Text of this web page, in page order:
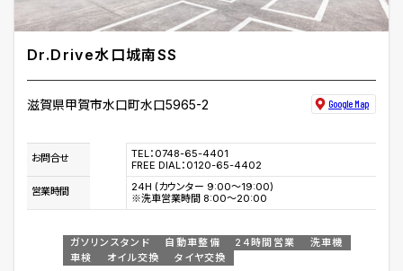
Dr.Drive水口城南SS
滋賀県甲賀市水口町水口5965-2 Google Map
お問合せ
TEL：0748-65-4401
FREE DIAL：0120-65-4402
営業時間
24H (カウンター 9:00～19:00)
※洗車営業時間 8:00〜20:00
ガソリンスタンド 自動車整備 24時間営業
洗車機
車検
オイル交換 タイヤ交換